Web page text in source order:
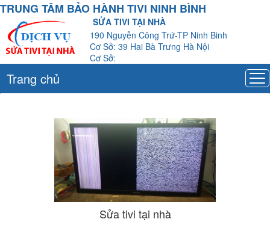
TRUNG TÂM BẢO HÀNH TIVI NINH BÌNH
SỬA TIVI TẠI NHÀ
190 Nguyễn Công Trứ-TP Ninh Binh
Cơ Sở: 39 Hai Bà Trưng Hà Nội
Cơ Sở:
Trang chủ
Sửa tivi tại nhà